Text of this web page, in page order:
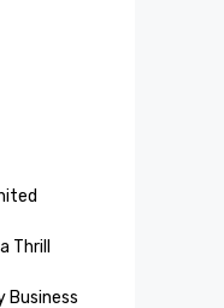
Thrill
Business